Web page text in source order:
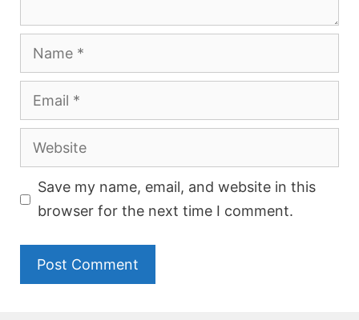
Name
Email
Website
Save my name, email, and website in this
browser for the next time I comment.